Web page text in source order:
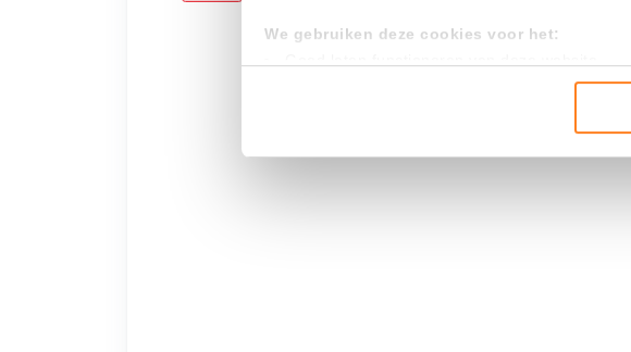
We gebruiken deze cookies voor het:
Klik hieronder om ons toestemming te geven